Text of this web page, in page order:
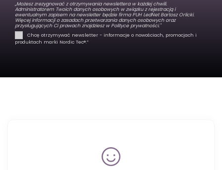
„Możesz zrezygnować z otrzymywania newslettera w każdej chwili.
Administratorem Twoich danych osobowych w związku z rejestracją i
ewentualnym zapisem na newsletter będzie firma PUH LedNet Bartosz Orlicki.
Więcej informacji o zasadach przetwarzania danych osobowych oraz
przysługujących Ci prawach znajdziesz wPolityce prywatności."
Chcę otrzymywać newsletter - informacje o nowościach, promocjach i
produktach marki Nordic Tec®️.”